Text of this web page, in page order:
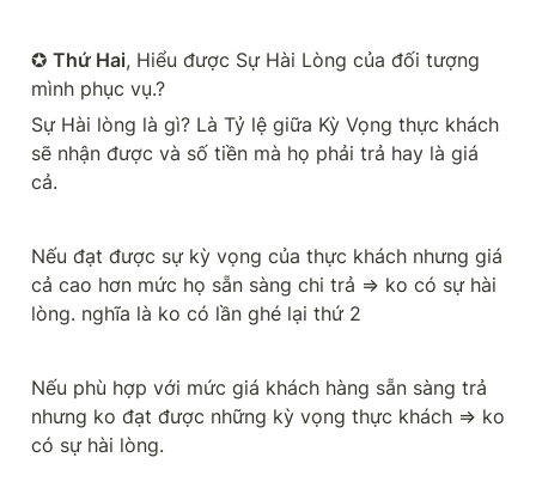
✪ Thứ Hai, Hiểu được Sự Hài Lòng của đối tượng
mình phục vụ.?
Sự Hài lòng là gì? Là Tỷ lệ giữa Kỳ Vọng thực khách
sẽ nhận được và số tiền mà họ phải trả hay là giá
cả.
Nếu đạt được sự kỳ vọng của thực khách nhưng giá
cả cao hơn mức họ sẵn sàng chi trả => ko có sự hài
lòng. nghĩa là ko có lần ghé lại thứ 2
Nếu phù hợp với mức giá khách hàng sẵn sàng trả
nhưng ko đạt được những kỳ vọng thực khách => ko
có sự hài lòng.